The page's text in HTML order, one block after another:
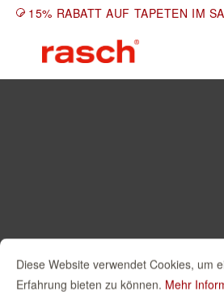
15% RABATT AUF TAPETEN IM
Diese Website verwendet Cookies, um
Erfahrung bieten zu können. Mehr